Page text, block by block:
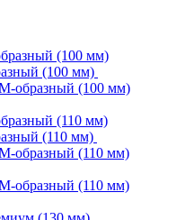
(100 мм)
образный (100 мм)
(110 мм)
образный (110 мм)
образный (110 мм)